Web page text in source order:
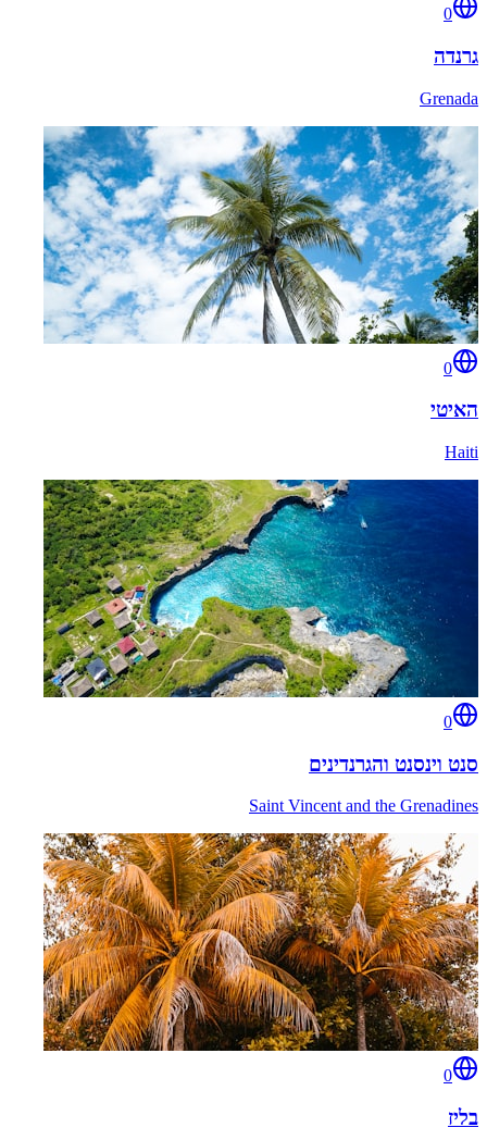
0
גרנדה
Grenada
0
האיטי
Haiti
0
סנט וינסנט והגרנדינים
Saint Vincent and the Grenadines
0
בליז